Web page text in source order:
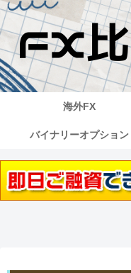
海外FX
バイナリーオプション